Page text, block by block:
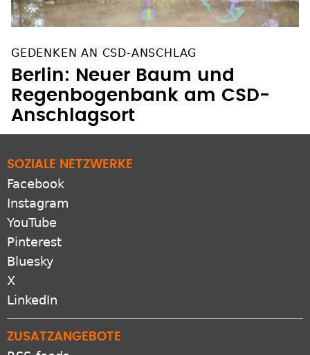
GEDENKEN AN CSD-ANSCHLAG
Berlin: Neuer Baum und
Regenbogenbank am CSD-
Anschlagsort
SOZIALE NETZWERKE
Facebook
Instagram
YouTube
Pinterest
Bluesky
X
LinkedIn
ZUSATZANGEBOTE